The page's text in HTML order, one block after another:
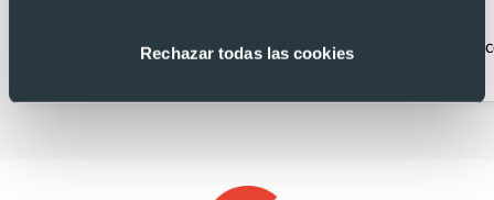
Rechazar todas las cookies
Acc. Para móvil y tablet
Accesorios para